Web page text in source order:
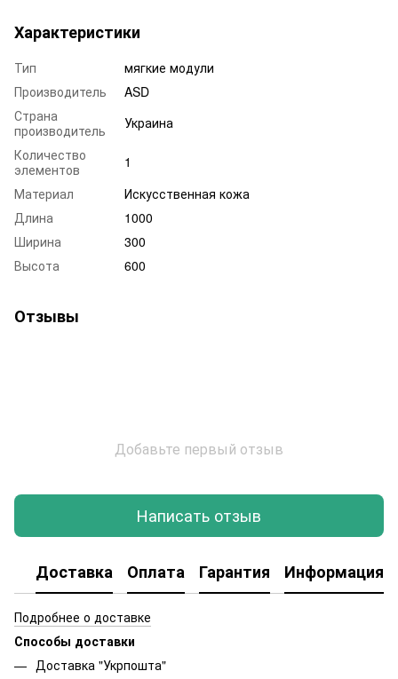
Характеристики
Тип
мягкие модули
Производитель
ASD
Страна
производитель
Украина
Количество
элементов
1
Материал
Искусственная кожа
Длина
1000
Ширина
300
Высота
600
Отзывы
Добавьте первый отзыв
Написать отзыв
Доставка Оплата Гарантия Информация
Подробнее о доставке
Способы доставки
Доставка "Укрпошта"